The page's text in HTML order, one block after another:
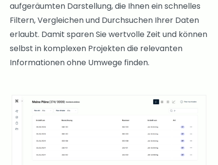
aufgeräumten Darstellung, die Ihnen ein schnelles
Filtern, Vergleichen und Durchsuchen Ihrer Daten
erlaubt. Damit sparen Sie wertvolle Zeit und können
selbst in komplexen Projekten die relevanten
Informationen ohne Umwege finden.